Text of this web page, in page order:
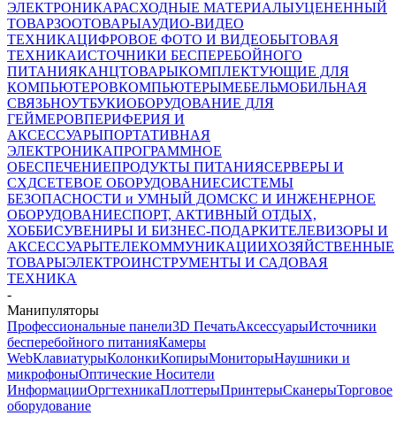
ЭЛЕКТРОНИКАРАСХОДНЫЕ МАТЕРИАЛЫУЦЕНЕННЫЙ
ТОВАРЗООТОВАРЫАУДИО-ВИДЕО
ТЕХНИКАЦИФРОВОЕ ФОТО И ВИДЕОБЫТОВАЯ
ТЕХНИКАИСТОЧНИКИ БЕСПЕРЕБОЙНОГО
ПИТАНИЯКАНЦТОВАРЫКОМПЛЕКТУЮЩИЕ ДЛЯ
КОМПЬЮТЕРОВКОМПЬЮТЕРЫМЕБЕЛЬМОБИЛЬНАЯ
СВЯЗЬНОУТБУКИОБОРУДОВАНИЕ ДЛЯ
ГЕЙМЕРОВПЕРИФЕРИЯ И
АКСЕССУАРЫПОРТАТИВНАЯ
ЭЛЕКТРОНИКАПРОГРАММНОЕ
ОБЕСПЕЧЕНИЕПРОДУКТЫ ПИТАНИЯСЕРВЕРЫ И
СХДСЕТЕВОЕ ОБОРУДОВАНИЕСИСТЕМЫ
БЕЗОПАСНОСТИ и УМНЫЙ ДОМСКС И ИНЖЕНЕРНОЕ
ОБОРУДОВАНИЕСПОРТ, АКТИВНЫЙ ОТДЫХ,
ХОББИСУВЕНИРЫ И БИЗНЕС-ПОДАРКИТЕЛЕВИЗОРЫ И
АКСЕССУАРЫТЕЛЕКОММУНИКАЦИИХОЗЯЙСТВЕННЫЕ
ТОВАРЫЭЛЕКТРОИНСТРУМЕНТЫ И САДОВАЯ
ТЕХНИКА
-
Манипуляторы
Профессиональные панели3D ПечатьАксессуарыИсточники
бесперебойного питанияКамеры
WebКлавиатурыКолонкиКопирыМониторыНаушники и
микрофоныОптические Носители
ИнформацииОргтехникаПлоттерыПринтерыСканерыТорговое
оборудование